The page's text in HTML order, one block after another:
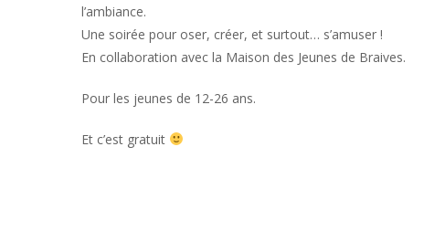
l’ambiance.
Une soirée pour oser, créer, et surtout… s’amuser !
En collaboration avec la Maison des Jeunes de Braives.
Pour les jeunes de 12-26 ans.
Et c’est gratuit